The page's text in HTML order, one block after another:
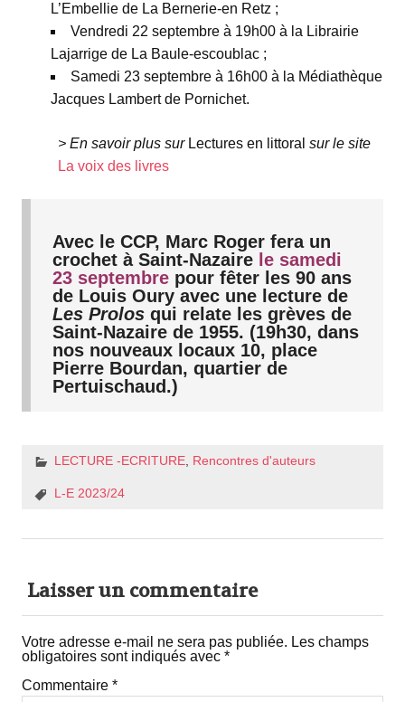
L’Embellie de La Bernerie-en Retz ;
Vendredi 22 septembre à 19h00 à la Librairie
Lajarrige de La Baule-escoublac ;
Samedi 23 septembre à 16h00 à la Médiathèque
Jacques Lambert de Pornichet.
> En savoir plus sur Lectures en littoral sur le site
La voix des livres
Avec le CCP, Marc Roger fera un
crochet à Saint-Nazaire le samedi
23 septembre pour fêter les 90 ans
de Louis Oury avec une lecture de
Les Prolos qui relate les grèves de
Saint-Nazaire de 1955. (19h30, dans
nos nouveaux locaux 10, place
Pierre Bourdan, quartier de
Pertuischaud.)
LECTURE -ECRITURE, Rencontres d'auteurs
L-E 2023/24
Laisser un commentaire
Votre adresse e-mail ne sera pas publiée. Les champs
obligatoires sont indiqués avec *
Commentaire *